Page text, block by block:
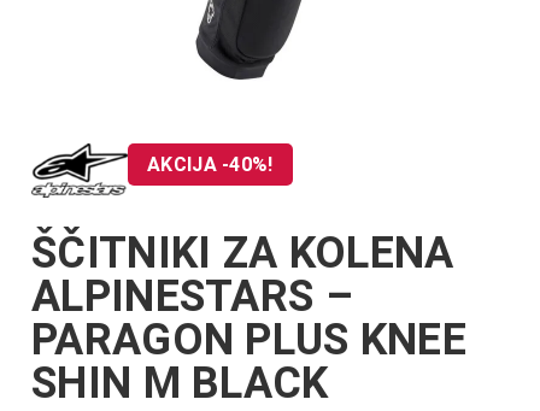
AKCIJA -40%!
ŠČITNIKI ZA KOLENA
ALPINESTARS –
PARAGON PLUS KNEE
SHIN M BLACK